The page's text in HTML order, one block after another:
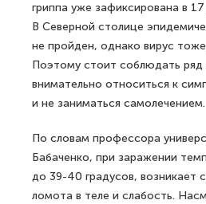
гриппа уже зафиксирована в
В Северной столице
не пройден, однако вирус
Поэтому стоит соблюдать ряд
внимательно относиться к
и не заниматься самолечением.
По словам профессора
Бабаченко, при заражении
до 39-40 градусов, возникает
ломота в теле и слабость.